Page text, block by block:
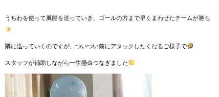
うちわを使って風船を送っていき、ゴールの方まで早くまわせたチームが勝ち
隣に送っていくのですが、ついつい前にアタックしたくなるご様子で
スタッフが補助しながら一生懸命つなぎました